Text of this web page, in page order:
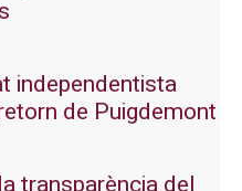
independentista
de Puigdemont